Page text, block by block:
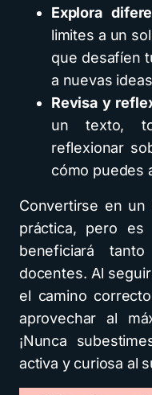
Explora
limites a un
que desafíen
a nuevas
Revisa y
un texto,
reflexionar
cómo puedes
Convertirse en
práctica, pero es
beneficiará
docentes. Al
el camino
aprovechar al
¡Nunca
activa y curiosa al